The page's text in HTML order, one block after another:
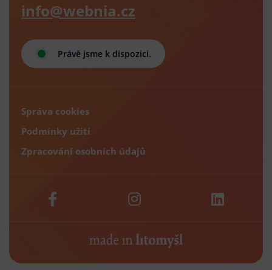
Právě jsme k dispozici.
info@webnia.cz
Správa cookies
Podmínky užití
Zpracování osobních údajů